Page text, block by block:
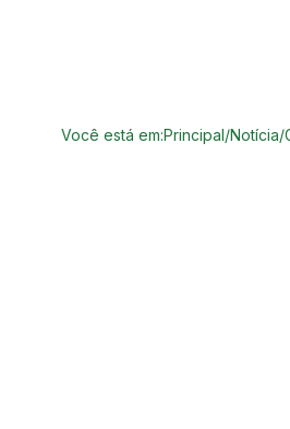
Você está em:Principal/Notícia/